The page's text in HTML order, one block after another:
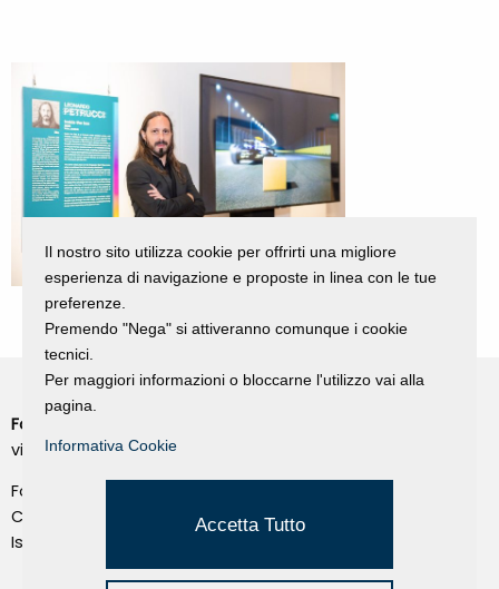
Fondazione Dino Zoli
viale Bologna 288, Forlì
Fondo dot. euro 285.000 i.v.
CF e P.IVA 03692820404
Isc.Reg Per.Giu. n. 10404
Il nostro sito utilizza cookie per offrirti una migliore
esperienza di navigazione e proposte in linea con le tue
preferenze.
Premendo "Nega" si attiveranno comunque i cookie
tecnici.
Per maggiori informazioni o bloccarne l'utilizzo vai alla
pagina.
Informativa Cookie
Accetta Tutto